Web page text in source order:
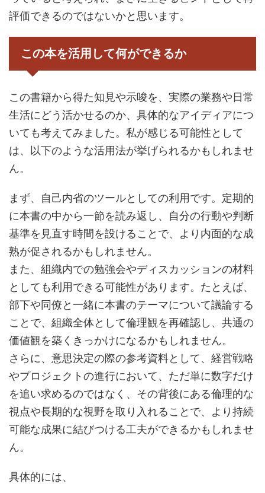
評価できるのではないかと思います。
この本を活用して何ができるか
この書籍から得た知見や示唆を、実際の業務や日常
生活にどう活かせるのか、具体的なアイディアにつ
いても考えてみました。私が感じる可能性として
は、以下のような活用法が挙げられるかもしれませ
ん。
まず、自己内省のツールとしての利用です。定期的
に本書の中から一節を読み返し、自分の行動や判断
基準を見直す時間を設けることで、より内面的な成
熟が促されるかもしれません。
また、組織内での勉強会やディスカッションの材料
としても利用できる可能性があります。たとえば、
部下や同僚と一緒に本書のテーマについて議論する
ことで、組織全体として倫理観を再確認し、共通の
価値観を築くきっかけになるかもしれません。
さらに、意思決定の際の参考資料として、経営戦略
やプロジェクトの進行において、ただ単に数字だけ
を追い求めるのではなく、その背後にある倫理的な
視点や長期的な視野を取り入れることで、より持続
可能な成果に結びつける工夫ができるかもしれませ
ん。
具体的には、